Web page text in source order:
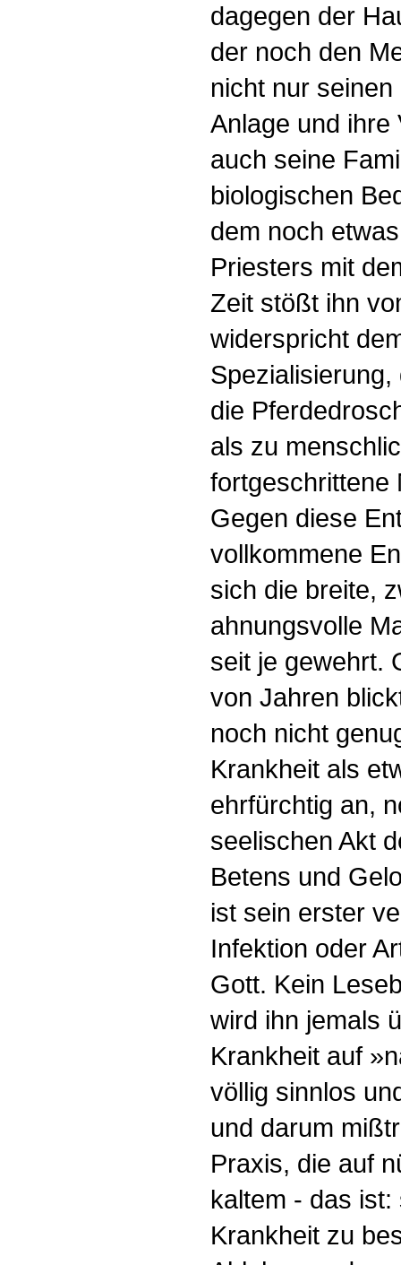
dagegen der
der noch den
nicht nur
Anlage und ihre
auch seine
biologischen
dem noch
Priesters mit
Zeit stößt ihn
widerspricht
die
als zu
fortgeschrittene
Gegen diese
vollkommene
sich die breite,
ahnungsvolle
seit je gewehrt.
von Jahren
noch nicht
Krankheit als
ehrfürchtig an,
seelischen Akt
Betens und
ist sein erster
Infektion oder
Gott. Kein
wird ihn jemals
Krankheit auf
völlig sinnlos
und darum
Praxis, die auf
kaltem - das
Krankheit zu